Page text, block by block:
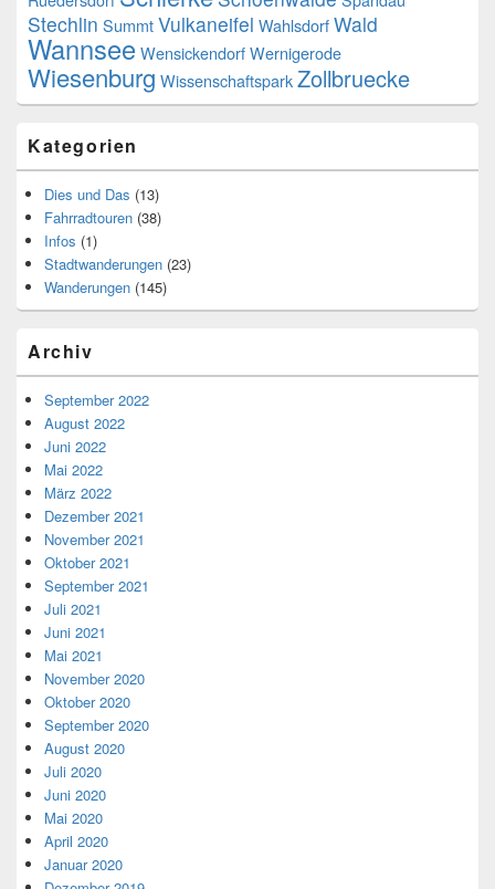
Stechlin SummtVulkaneifel WahlsdorfWald
WannseeWensickendorfWernigerode
Wiesenburg WissenschaftsparkZollbruecke
Kategorien
Dies und Das (13)
Fahrradtouren (38)
Infos (1)
Stadtwanderungen (23)
Wanderungen (145)
Archiv
September 2022
August 2022
Juni 2022
Mai 2022
März 2022
Dezember 2021
November 2021
Oktober 2021
September 2021
Juli 2021
Juni 2021
Mai 2021
November 2020
Oktober 2020
September 2020
August 2020
Juli 2020
Juni 2020
Mai 2020
April 2020
Januar 2020